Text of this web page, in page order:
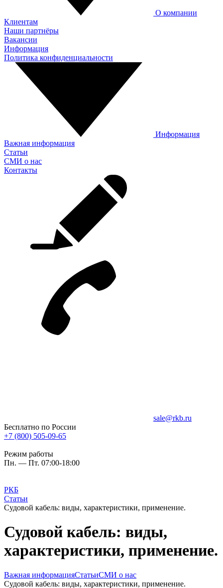
О компании
Клиентам
Наши партнёры
Вакансии
Информация
Политика конфиденциальности
Информация
Важная информация
Статьи
СМИ о нас
Контакты
sale@rkb.ru
Бесплатно по России
+7 (800) 505-09-65
Режим работы
Пн. — Пт. 07:00-18:00
РКБ
Статьи
Судовой кабель: виды, характеристики, применение.
Судовой кабель: виды,
характеристики, применение.
Важная информацияСтатьиСМИ о нас
Судовой кабель: виды, характеристики, применение.